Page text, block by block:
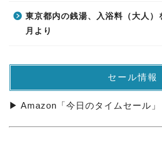
東京都内の銭湯、入浴料（大人
月より
セール情報
▶ Amazon「今日のタイムセール」